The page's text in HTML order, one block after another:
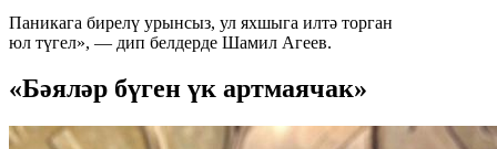
Паникага бирелү урынсыз, ул яхшыга илтә торган
юл түгел», — дип белдерде Шамил Агеев.
«Бәяләр бүген үк артмаячак»